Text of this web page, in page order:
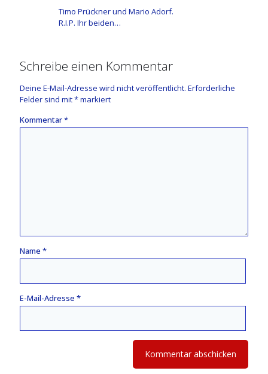
Timo Prückner und Mario Adorf.
R.I.P. Ihr beiden…
Schreibe einen Kommentar
Deine E-Mail-Adresse wird nicht veröffentlicht. Erforderliche
Felder sind mit*markiert
Kommentar*
Name *
E-Mail-Adresse *